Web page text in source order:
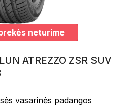
neturime
ATREZZO ZSR SUV
vasarinės padangos